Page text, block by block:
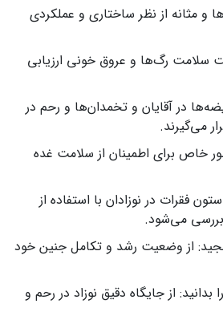
و مثانه از نظر ساختاری و عملکردی
رگ‌ها و عروق خونی ارزیابی
در آقایان و تخمدان‌ها و رحم در
می‌گیرند.
خاص برای اطمینان از سلامت غده
فقرات در نوزادان با استفاده از
می‌شود.
از وضعیت رشد و تکامل جنین خود
بدانید: از جایگاه دقیق نوزاد در رحم و